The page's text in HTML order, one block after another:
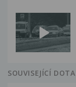
SOUVISEJÍCÍ